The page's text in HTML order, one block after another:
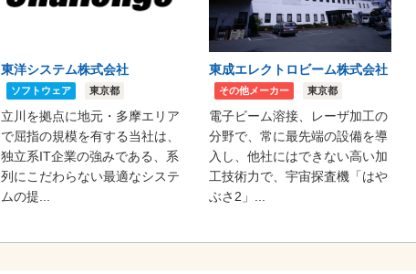
東洋システム株式会社
ソフトウェア 東京都
立川を拠点に地元・多摩エリア
で屈指の規模を有する当社は、
独立系IT企業の強みである、系
列にこだわらない最適なシステ
ムの提...
東成エレクトロビーム株式会社
その他メーカー 東京都
電子ビーム溶接、レーザ加工の
分野で、常に最先端の設備を導
入し、他社にはできない高い加
工技術力で、宇宙探査機「はや
ぶさ2」...